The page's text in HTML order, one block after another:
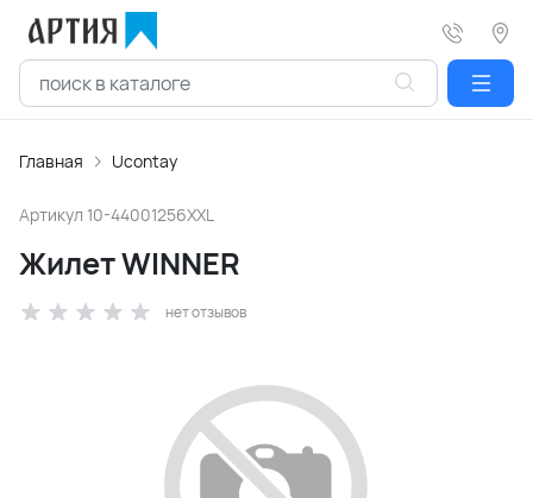
Главная Ucontay
Артикул 10-44001256XXL
Жилет WINNER
нет отзывов